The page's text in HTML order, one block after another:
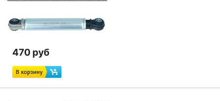
470 руб